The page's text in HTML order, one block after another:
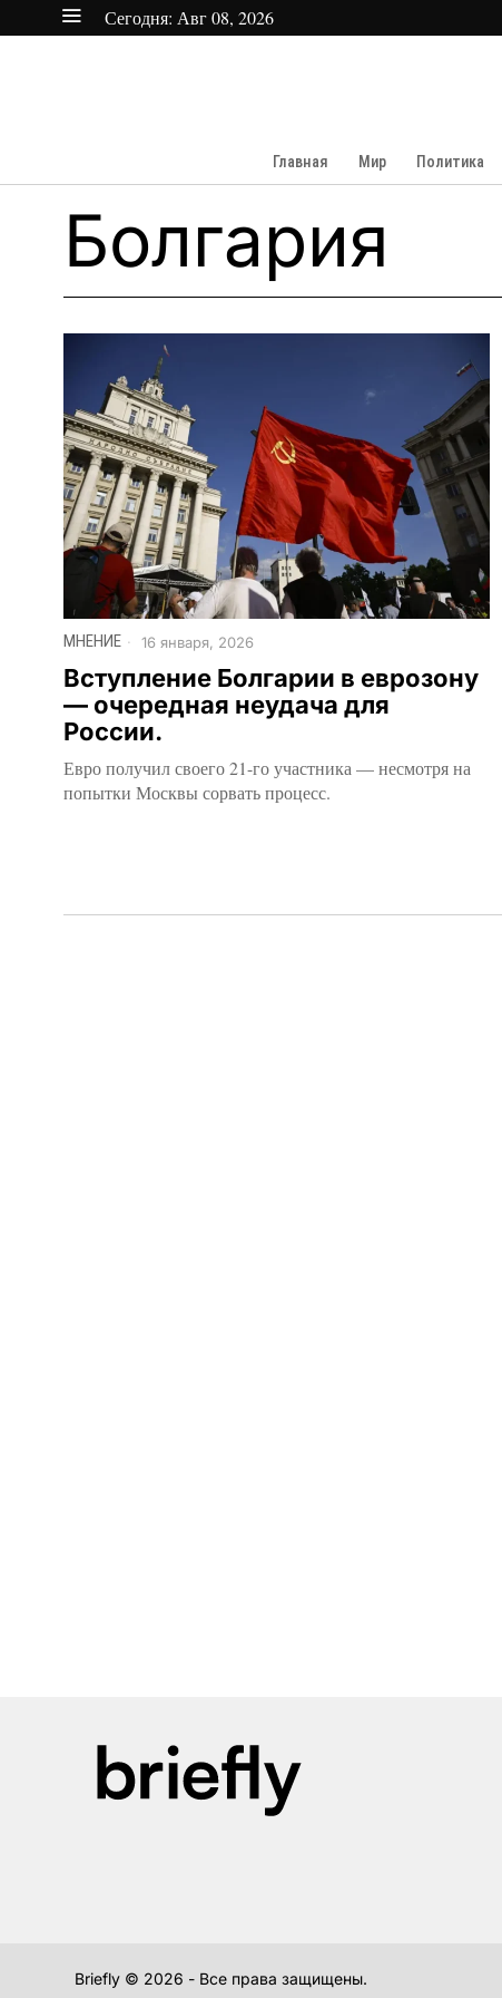
Сегодня: Авг 08, 2026
Главная
Мир Политика
Болгария
МНЕНИЕ 16 января, 2026
Вступление Болгарии в еврозону
— очередная неудача для
России.
Евро получил своего 21-го участника — несмотря на
попытки Москвы сорвать процесс.
Briefly © 2026 - Все права защищены.